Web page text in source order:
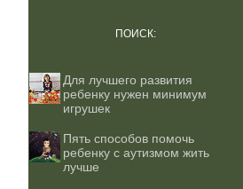
ПОИСК:
Для лучшего развития
ребенку нужен минимум
игрушек
Пять способов помочь
ребенку с аутизмом жить
лучше